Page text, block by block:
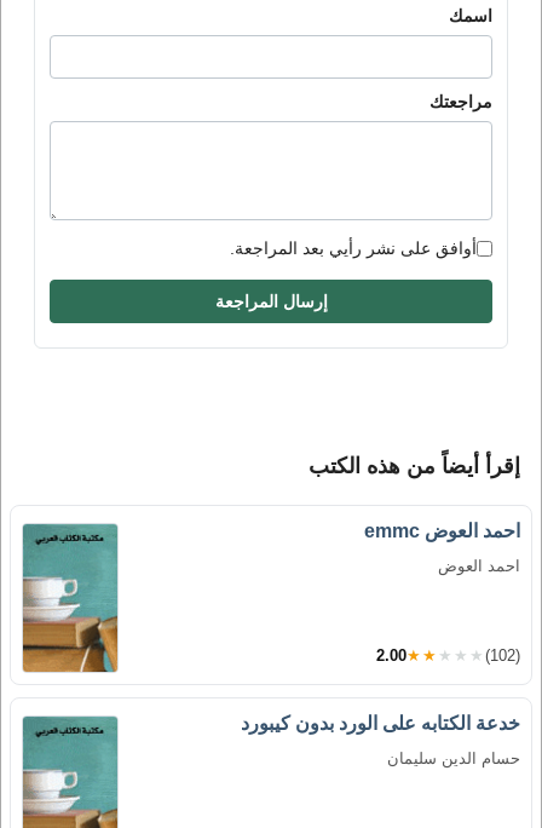
اسمك
مراجعتك
أوافق على نشر رأيي بعد المراجعة.
إرسال المراجعة
إقرأ أيضاً من هذه الكتب
احمد العوض emmc
احمد العوض
2.00★★★★★ (102)
خدعة الكتابه على الورد بدون كيبورد
حسام الدين سليمان